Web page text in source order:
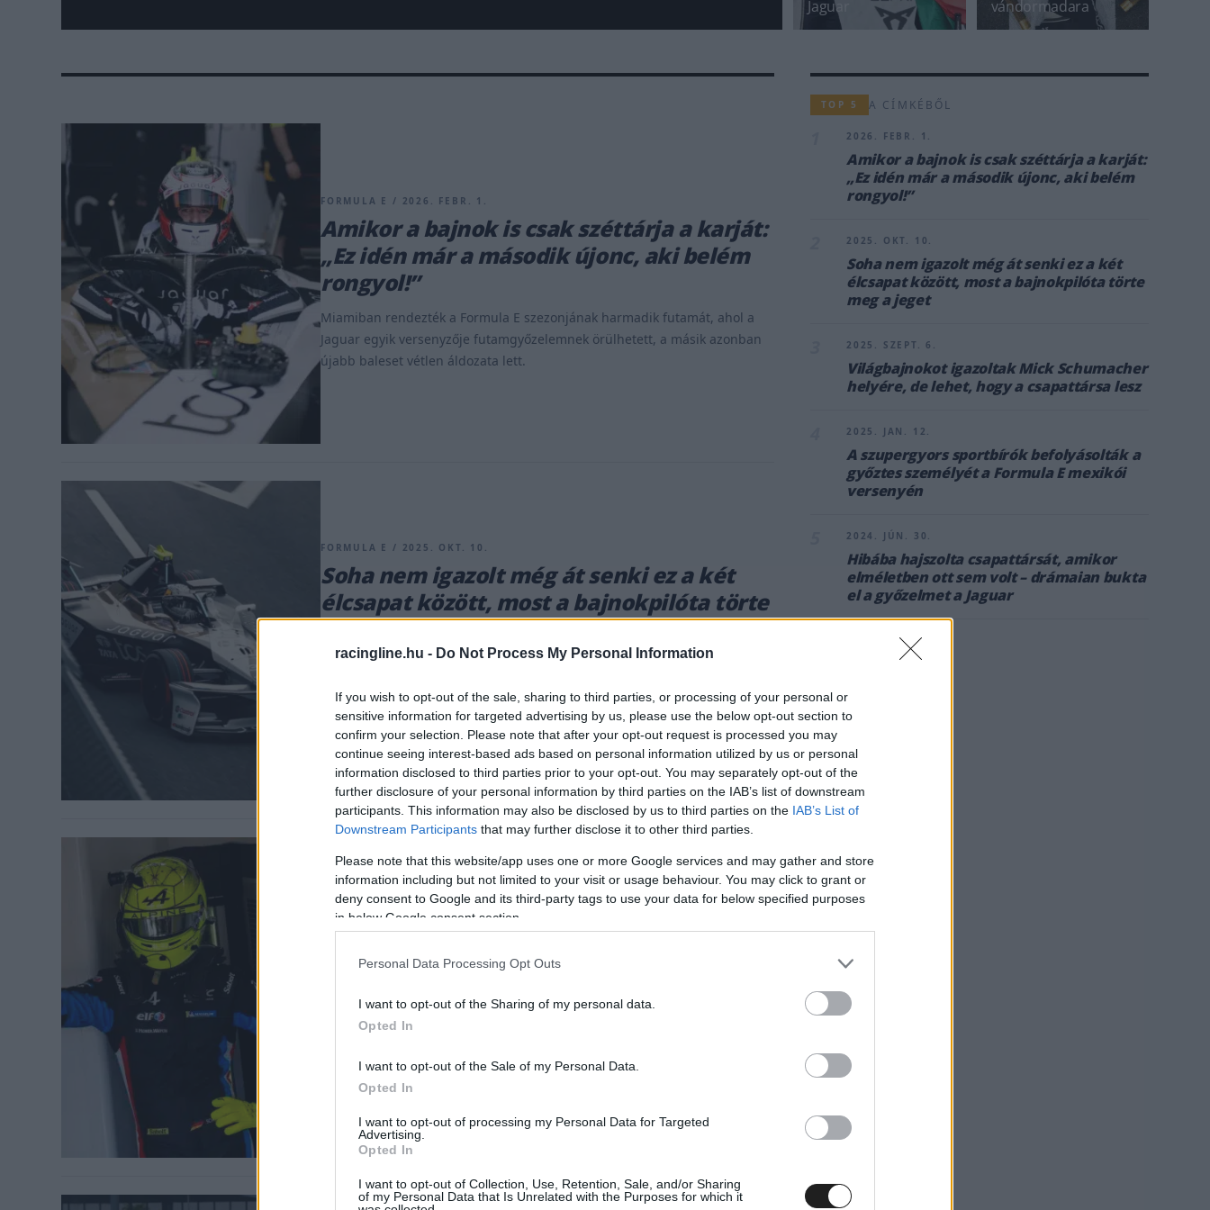
racingline.hu - Do Not Process My Personal Information
If you wish to opt-out of the sale, sharing to third parties, or processing of your personal or
sensitive information for targeted advertising by us, please use the below opt-out section to
confirm your selection. Please note that after your opt-out request is processed you may
continue seeing interest-based ads based on personal information utilized by us or personal
information disclosed to third parties prior to your opt-out. You may separately opt-out of the
further disclosure of your personal information by third parties on the IAB’s list of downstream
participants. This information may also be disclosed by us to third parties on the IAB’s List of
Downstream Participants that may further disclose it to other third parties.
Please note that this website/app uses one or more Google services and may gather and store
information including but not limited to your visit or usage behaviour. You may click to grant or
deny consent to Google and its third-party tags to use your data for below specified purposes
in below Google consent section.
Personal Data Processing Opt Outs
I want to opt-out of the Sharing of my personal data.
Opted In
I want to opt-out of the Sale of my Personal Data.
Opted In
I want to opt-out of processing my Personal Data for Targeted
Advertising.
Opted In
I want to opt-out of Collection, Use, Retention, Sale, and/or Sharing
of my Personal Data that Is Unrelated with the Purposes for which it
Jaguar vándormadara
FORMULA E / 2026. FEBR. 1.
Amikor a bajnok is csak széttárja a karját:
„Ez idén már a második újonc, aki belém
rongyol!”
Miamiban rendezték a Formula E szezonjának harmadik futamát, ahol a
Jaguar egyik versenyzője futamgyőzelemnek örülhetett, a másik azonban
újabb baleset vétlen áldozata lett.
FORMULA E / 2025. OKT. 10.
Soha nem igazolt még át senki ez a két
élcsapat között, most a bajnokpilóta törte
meg a jeget
Több nagy horderejű csapatváltás is történt a Formula E holtszezonjában –
az győzte meg őt a Jaguarhoz való leszerződésről, hogy a csapat nem
akarta mindenáron megszerezni őt.
Világbajnokot igazoltak Mick Schumacher
helyére, de lehet, hogy a csapattársa lesz
Mick Schumacher visszautasította a Cadillacet, amivel felcsillant a remény
TOP 5 A CÍMKÉBŐL
2026. FEBR. 1.
Amikor a bajnok is csak széttárja a karját:
„Ez idén már a második újonc, aki belém
rongyol!”
2025. OKT. 10.
Soha nem igazolt még át senki ez a két
élcsapat között, most a bajnokpilóta törte
meg a jeget
2025. SZEPT. 6.
Világbajnokot igazoltak Mick Schumacher
helyére, de lehet, hogy a csapattársa lesz
2025. JAN. 12.
A szupergyors sportbírók befolyásolták a
győztes személyét a Formula E mexikói
versenyén
2024. JÚN. 30.
Hibába hajszolta csapattársát, amikor
elméletben ott sem volt – drámaian bukta
el a győzelmet a Jaguar